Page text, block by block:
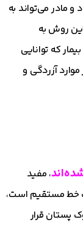
مادر می‌تواند به
روش به
که توانایی
آزردگی و
، مفید
خط مستقیم است،
پستان قرار